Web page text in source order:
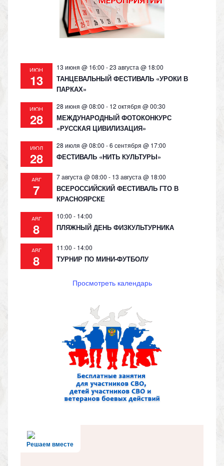
s
ni
ki
p k
ИЮН
13
13 июня @ 16:00 -23 августа @ 18:00
ТАНЦЕВАЛЬНЫЙ ФЕСТИВАЛЬ «УРОКИ В
ПАРКАХ»
ИЮН
28
28 июня @ 08:00 - 12 октября @ 00:30
МЕЖДУНАРОДНЫЙ ФОТОКОНКУРС
«РУССКАЯ ЦИВИЛИЗАЦИЯ»
ИЮЛ
28
28 июля @ 08:00 -6 сентября @ 17:00
ФЕСТИВАЛЬ «НИТЬ КУЛЬТУРЫ»
АВГ
7
7 августа @ 08:00 - 13 августа @ 18:00
ВСЕРОССИЙСКИЙ ФЕСТИВАЛЬ ГТО В
КРАСНОЯРСКЕ
АВГ
8
10:00 - 14:00
ПЛЯЖНЫЙ ДЕНЬ ФИЗКУЛЬТУРНИКА
АВГ
8
11:00 - 14:00
ТУРНИР ПО МИНИ-ФУТБОЛУ
Просмотреть календарь
Решаем вместе